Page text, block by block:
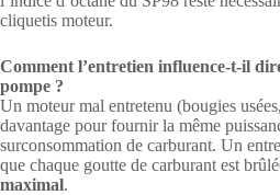
cliquetis moteur.
Comment l’entretien influence-t-il
pompe ?
Un moteur mal entretenu (bougies
davantage pour fournir la même
surconsommation de carburant. Un
que chaque goutte de carburant est
maximal.